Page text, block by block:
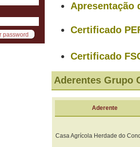
Apresentação
Certificado
Certificado
Aderentes Grupo
Aderente
Casa Agrícola Herdade do